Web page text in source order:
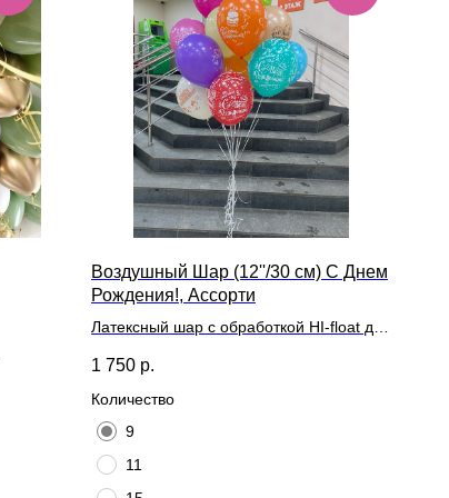
Воздушный Шар (12''/30 см) С Днем
Рождения!, Ассорти
Латексный шар с обработкой HI-float для
1 750 р.
Количество
9
11